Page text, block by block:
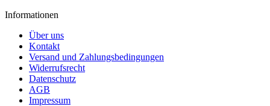
Informationen
Über uns
Kontakt
Versand und Zahlungsbedingungen
Widerrufsrecht
Datenschutz
AGB
Impressum